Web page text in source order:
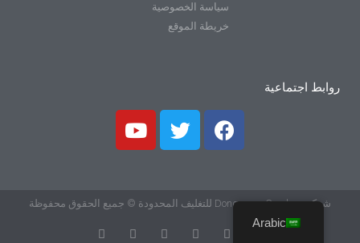
سياسة الخصوصية
خريطة الموقع
روابط اجتماعية
شركة Dongguan Goodyou للتغليف المحدودة © جميع الحقوق محفوظة
Arabic